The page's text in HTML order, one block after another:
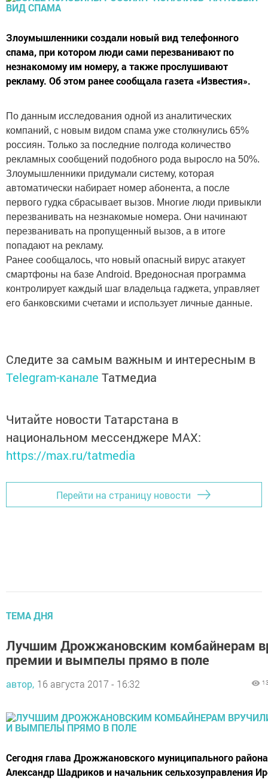
Злоумышленники создали новый вид телефонного
спама, при котором люди сами перезванивают по
незнакомому им номеру, а также прослушивают
рекламу. Об этом ранее сообщала газета «Известия».
По данным исследования одной из аналитических
компаний, с новым видом спама уже столкнулись 65%
россиян. Только за последние полгода количество
рекламных сообщений подобного рода выросло на 50%.
Злоумышленники придумали систему, которая
автоматически набирает номер абонента, а после
первого гудка сбрасывает вызов. Многие люди привыкли
перезванивать на незнакомые номера. Они начинают
перезванивать на пропущенный вызов, а в итоге
попадают на рекламу.
Ранее сообщалось, что новый опасный вирус атакует
смартфоны на базе Android. Вредоносная программа
контролирует каждый шаг владельца гаджета, управляет
его банковскими счетами и использует личные данные.
Следите за самым важным и интересным в
Telegram-канале Татмедиа
Читайте новости Татарстана в
национальном мессенджере MАХ:
https://max.ru/tatmedia
Перейти на страницу новости
ТЕМА ДНЯ
Лучшим Дрожжановским комбайнерам
премии и вымпелы прямо в поле
автор, 16 августа 2017 - 16:32
Сегодня глава Дрожжановского муниципального района
Александр Шадриков и начальник сельхозуправления